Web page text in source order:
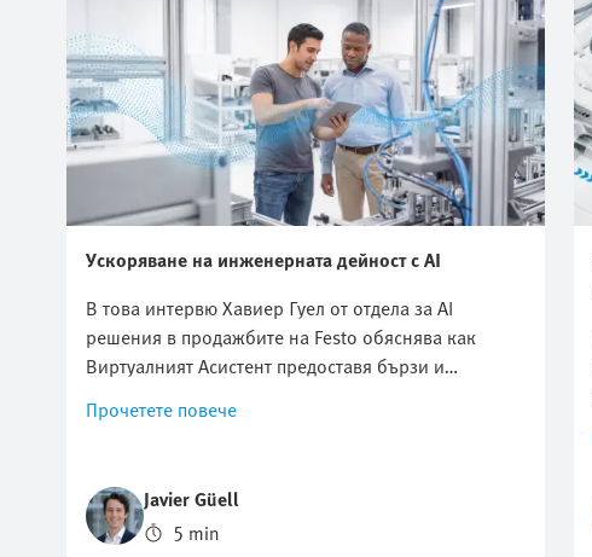
Ускоряване на инженерната дейност с AI
В това интервю Хавиер Гуел от отдела за AI
решения в продажбите на Festo обяснява как
Виртуалният Асистент предоставя бързи и
източници на Festo. Той обяснява как този цифров
неизправности и проучването на продукти –
денонощно. Това може да се окаже истински
пробив за инженерите в областта на
Прочетете повече
Javier Güell
5 min